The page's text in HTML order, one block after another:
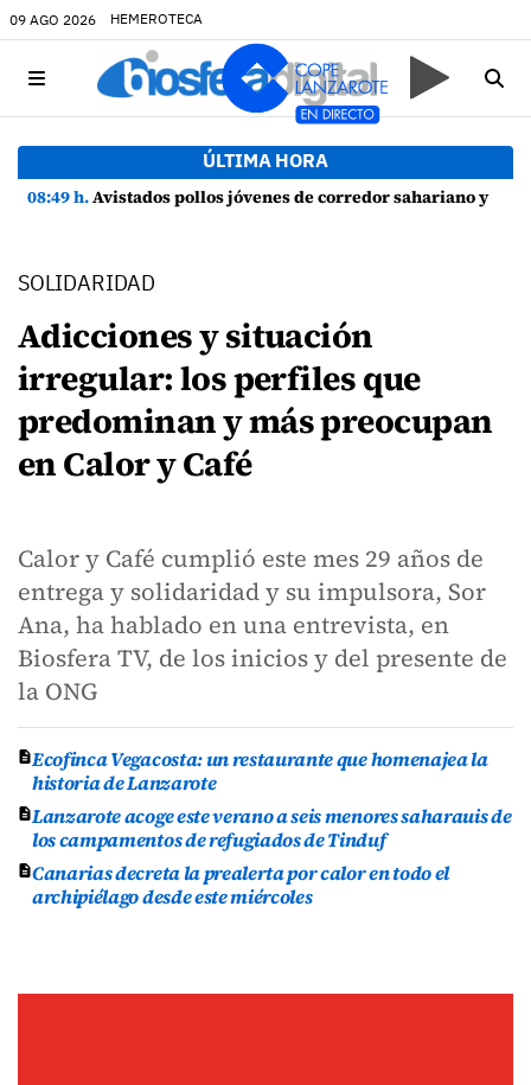
09 AGO 2026 HEMEROTECA
ÚLTIMA HORA
08:49 h.Avistados pollos jóvenes de corredor sahariano y episodios de cortejo de hubara cerca del rally de Lanzarote
SOLIDARIDAD
Adicciones y situación
irregular: los perfiles que
predominan y más preocupan
en Calor y Café
Calor y Café cumplió este mes 29 años de
entrega y solidaridad y su impulsora, Sor
Ana, ha hablado en una entrevista, en
Biosfera TV, de los inicios y del presente de
la ONG
Ecofinca Vegacosta: un restaurante que homenajea la
historia de Lanzarote
Lanzarote acoge este verano a seis menores saharauis de
los campamentos de refugiados de Tinduf
Canarias decreta la prealerta por calor en todo el
archipiélago desde este miércoles